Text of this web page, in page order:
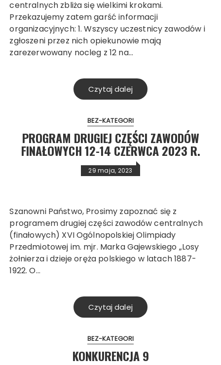
centralnych zbliża się wielkimi krokami.
Przekazujemy zatem garść informacji
organizacyjnych: 1. Wszyscy uczestnicy zawodów i
zgłoszeni przez nich opiekunowie mają
zarezerwowany nocleg z 12 na…
Czytaj dalej
BEZ-KATEGORI
PROGRAM DRUGIEJ CZĘŚCI ZAWODÓW
FINAŁOWYCH 12-14 CZERWCA 2023 R.
29 maja, 2023
Szanowni Państwo, Prosimy zapoznać się z
programem drugiej części zawodów centralnych
(finałowych) XVI Ogólnopolskiej Olimpiady
Przedmiotowej im. mjr. Marka Gajewskiego „Losy
żołnierza i dzieje oręża polskiego w latach 1887-
1922. O…
Czytaj dalej
BEZ-KATEGORI
KONKURENCJA 9